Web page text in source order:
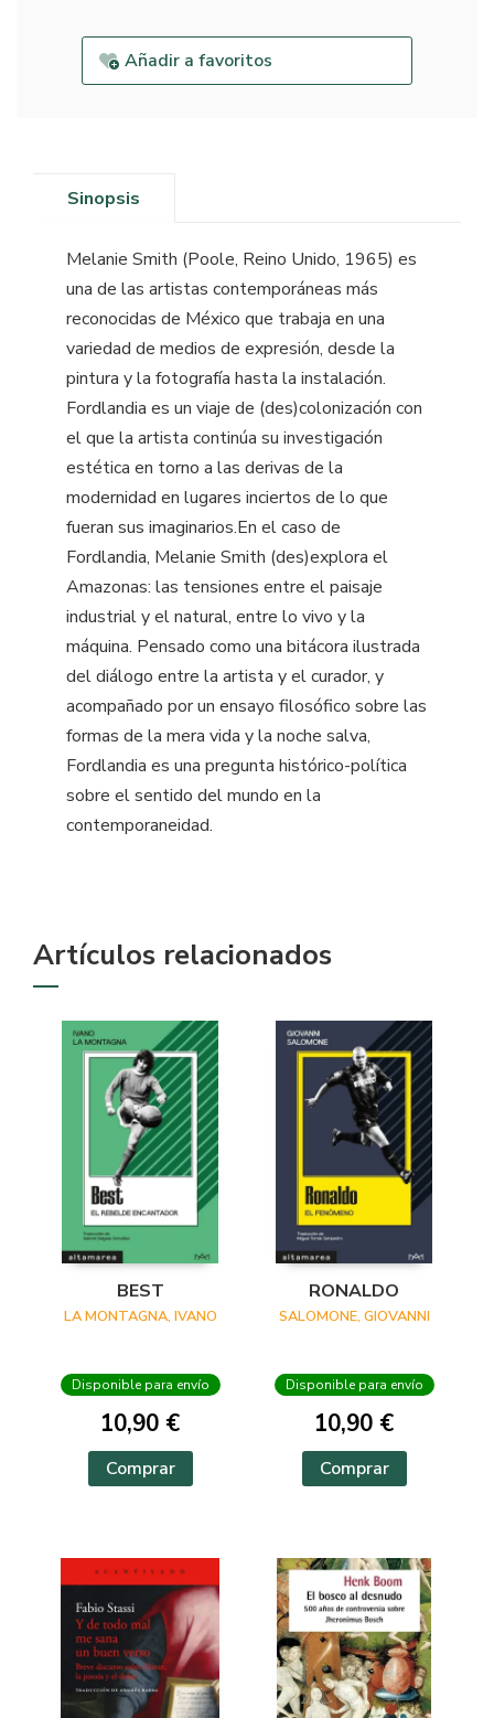
Añadir a favoritos
Sinopsis
Melanie Smith (Poole, Reino Unido, 1965) es
una de las artistas contemporáneas más
reconocidas de México que trabaja en una
variedad de medios de expresión, desde la
pintura y la fotografía hasta la instalación.
Fordlandia es un viaje de (des)colonización con
el que la artista continúa su investigación
estética en torno a las derivas de la
modernidad en lugares inciertos de lo que
fueran sus imaginarios.En el caso de
Fordlandia, Melanie Smith (des)explora el
Amazonas: las tensiones entre el paisaje
industrial y el natural, entre lo vivo y la
máquina. Pensado como una bitácora ilustrada
del diálogo entre la artista y el curador, y
acompañado por un ensayo filosófico sobre las
formas de la mera vida y la noche salva,
Fordlandia es una pregunta histórico-política
sobre el sentido del mundo en la
contemporaneidad.
Artículos relacionados
BEST
LA MONTAGNA, IVANO
Disponible para envío
10,90 €
Comprar
RONALDO
SALOMONE, GIOVANNI
Disponible para envío
10,90 €
Comprar